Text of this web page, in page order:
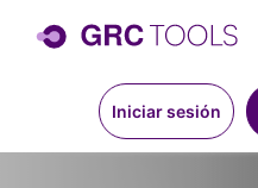
Iniciar sesión